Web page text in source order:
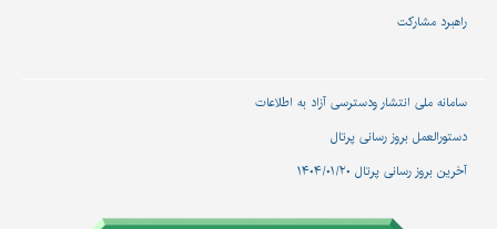
راهبرد مشارکت
سامانه ملی انتشار و‌دسترسی آزاد به اطلاعات
دستورالعمل بروز رسانی پرتال
آخرین بروز رسانی پرتال ۱۴۰۴/۰۱/۲۰